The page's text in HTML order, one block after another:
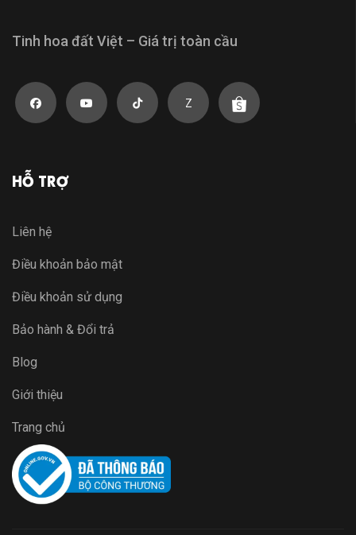
Tinh hoa đất Việt – Giá trị toàn cầu
Z
HỖ TRỢ
Liên hệ
Điều khoản bảo mật
Điều khoản sử dụng
Bảo hành & Đổi trả
Blog
Giới thiệu
Trang chủ